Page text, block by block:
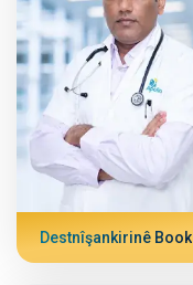
Destnîşankirinê Book